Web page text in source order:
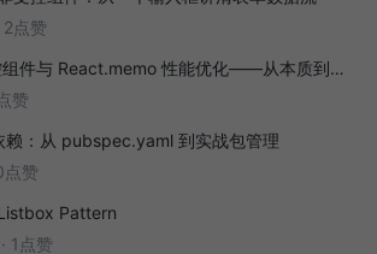
2点赞
React 受控/非受控组件与 React.memo 性能优化——从本质到实战
赞
：从 pubspec.yaml 到实战包管理
点赞
Pattern
· 1点赞